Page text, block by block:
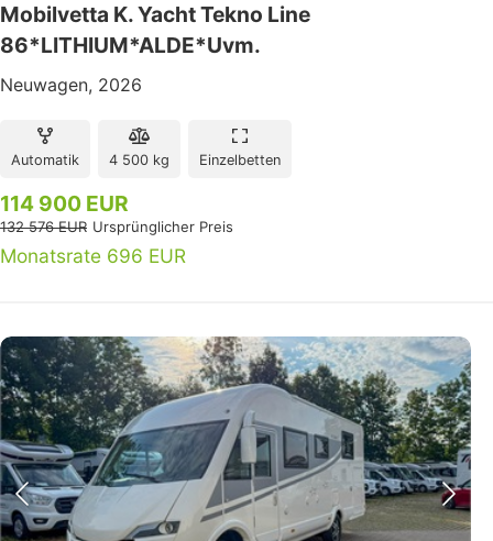
Mobilvetta K. Yacht Tekno Line
86*LITHIUM*ALDE*Uvm.
Neuwagen, 2026
Automatik 4 500 kg Einzelbetten
114 900 EUR
132 576 EUR Ursprünglicher Preis
Monatsrate 696 EUR